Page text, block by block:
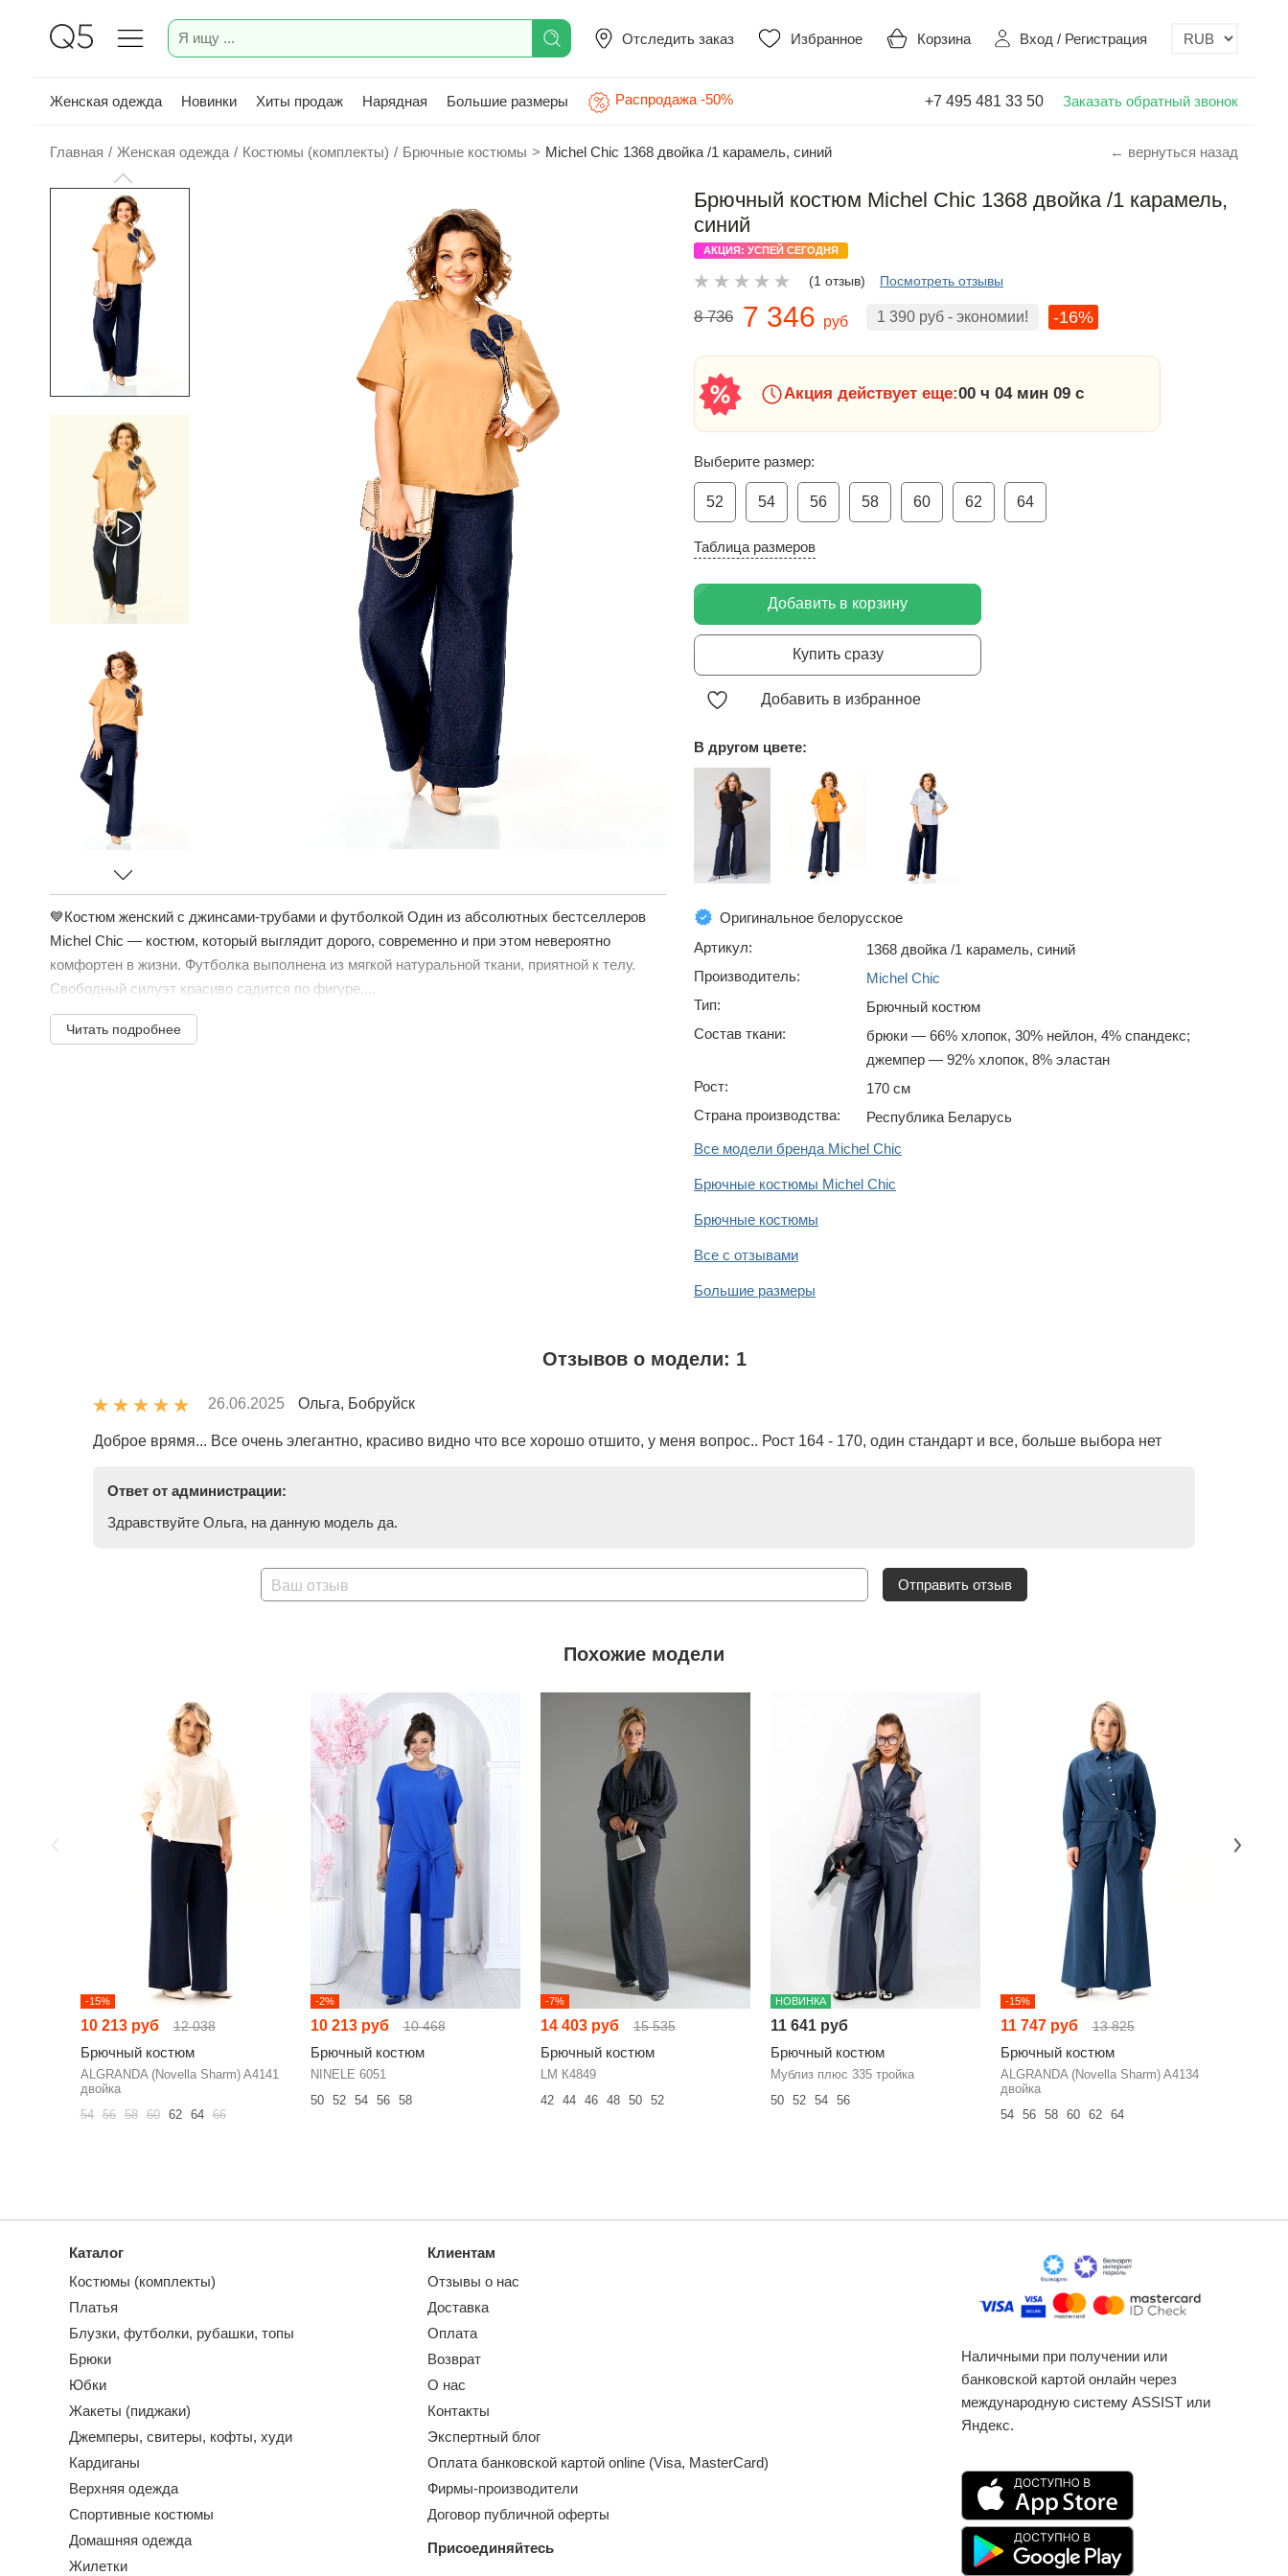
Отследить заказ Избранное Корзина Вход / Регистрация
Женская одежда Новинки Хиты продаж Нарядная Большие размеры Распродажа -50% +7 495 481 33 50 Заказать обратный звонок
Главная / Женская одежда / Костюмы (комплекты) / Брючные костюмы > Michel Chic 1368 двойка /1 карамель, синий ← вернуться назад
💙Костюм женский с джинсами-трубами и футболкой Один из абсолютных бестселлеров
Michel Chic — костюм, который выглядит дорого, современно и при этом невероятно
комфортен в жизни. Футболка выполнена из мягкой натуральной ткани, приятной к телу.
Свободный силуэт красиво садится по фигуре,...
Читать подробнее
Брючный костюм Michel Chic 1368 двойка /1 карамель,
синий
АКЦИЯ: УСПЕЙ СЕГОДНЯ
(1 отзыв) Посмотреть отзывы
8 736 7 346 руб 1 390 руб - экономии! -16%
Акция действует еще:00 ч 04 мин 09 с
Выберите размер:
52 54 56 58 60 62 64
Таблица размеров
Добавить в корзину
Купить сразу
Добавить в избранное
В другом цвете:
Оригинальное белорусское
Артикул:
1368 двойка /1 карамель, синий
Производитель:
Michel Chic
Тип:
Брючный костюм
Состав ткани:
брюки — 66% хлопок, 30% нейлон, 4% спандекс;
джемпер — 92% хлопок, 8% эластан
Рост:
170 см
Страна производства:
Республика Беларусь
Все модели бренда Michel Chic
Брючные костюмы Michel Chic
Брючные костюмы
Все с отзывами
Большие размеры
Отзывов о модели: 1
26.06.2025 Ольга, Бобруйск
Доброе врямя... Все очень элегантно, красиво видно что все хорошо отшито, у меня вопрос.. Рост 164 - 170, один стандарт и все, больше выбора нет
Ответ от администрации:
Здравствуйте Ольга, на данную модель да.
Ваш отзыв Отправить отзыв
Похожие модели
-15%
10 213 руб 12 038
Брючный костюм
ALGRANDA (Novella Sharm) A4141
двойка
54 56 58 60 62 64 66
-2%
10 213 руб 10 468
Брючный костюм
NINELE 6051
50
52 54 56 58
-7%
14 403 руб 15 535
Брючный костюм
LM К4849
42
44 46 48 50 52
НОВИНКА
11 641 руб
Брючный костюм
Мублиз плюс 335 тройка
50
52 54 56
-15%
11 747 руб 13 825
Брючный костюм
ALGRANDA (Novella Sharm) A4134
двойка
54
56 58 60 62 64
Каталог
Костюмы (комплекты)
Платья
Блузки, футболки, рубашки, топы
Брюки
Юбки
Жакеты (пиджаки)
Джемперы, свитеры, кофты, худи
Кардиганы
Верхняя одежда
Спортивные костюмы
Домашняя одежда
Жилетки
Клиентам
Отзывы о нас
Доставка
Оплата
Возврат
О нас
Контакты
Экспертный блог
Оплата банковской картой online (Visa, MasterCard)
Фирмы-производители
Договор публичной оферты
Присоединяйтесь
Наличными при получении или
банковской картой онлайн через
международную систему ASSIST или
Яндекс.